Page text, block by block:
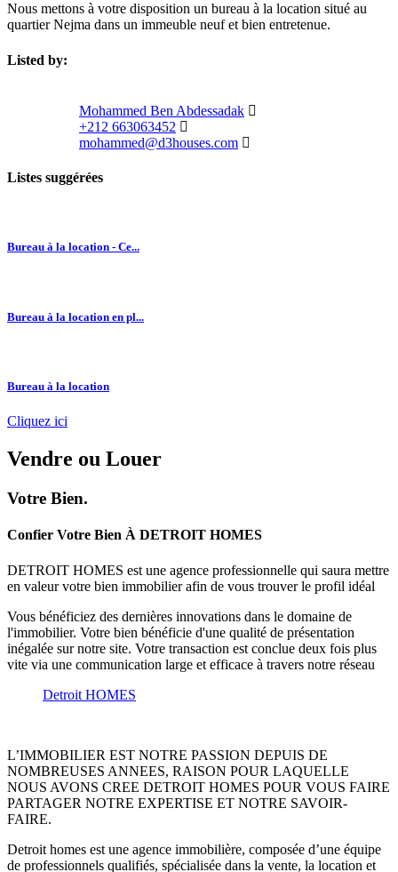
Nous mettons à votre disposition un bureau à la location situé au
quartier Nejma dans un immeuble neuf et bien entretenue.
Listed by:
Mohammed Ben Abdessadak
+212 663063452
mohammed@d3houses.com
Listes suggérées
Bureau à la location - Ce...
Bureau à la location en pl...
Bureau à la location
Cliquez ici
Vendre ou Louer
Votre Bien.
Confier Votre Bien À DETROIT HOMES
DETROIT HOMES est une agence professionnelle qui saura mettre
en valeur votre bien immobilier afin de vous trouver le profil idéal
Vous bénéficiez des dernières innovations dans le domaine de
l'immobilier. Votre bien bénéficie d'une qualité de présentation
inégalée sur notre site. Votre transaction est conclue deux fois plus
vite via une communication large et efficace à travers notre réseau
Detroit HOMES
L’IMMOBILIER EST NOTRE PASSION DEPUIS DE
NOMBREUSES ANNEES, RAISON POUR LAQUELLE
NOUS AVONS CREE DETROIT HOMES POUR VOUS FAIRE
PARTAGER NOTRE EXPERTISE ET NOTRE SAVOIR-
FAIRE.
Detroit homes est une agence immobilière, composée d’une équipe
de professionnels qualifiés, spécialisée dans la vente, la location et